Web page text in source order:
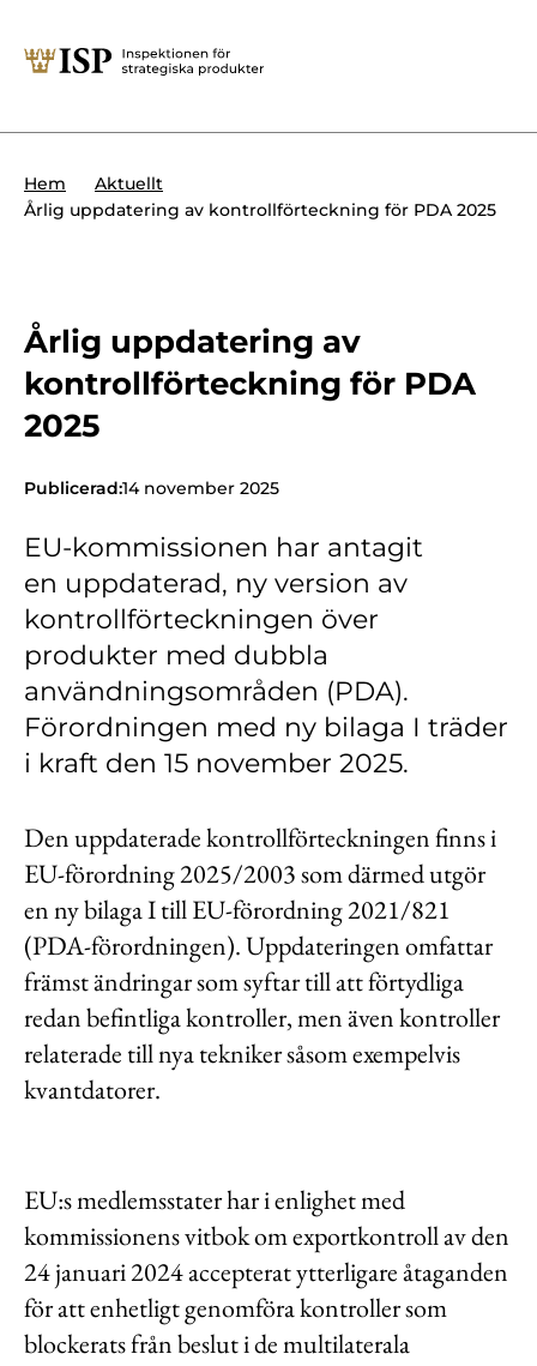
Söktips:
Presskontakt
Krigsmateriel
Produkter med dubbla
Internationella sanktioner
Kemvapen-konventionen
Kontakt
Lediga jobb
Kundwebben
In English
Hem
Aktuellt
Årlig uppdatering av kontrollförteckning för PDA 2025
Årlig uppdatering av
kontrollförteckning för PDA
2025
Publicerad:14 november 2025
EU-kommissionen har antagit
en uppdaterad, ny version av
kontrollförteckningen över
produkter med dubbla
användningsområden (PDA).
Förordningen med ny bilaga I träder
i kraft den 15 november 2025.
Den uppdaterade kontrollförteckningen finns i
EU-förordning 2025/2003 som därmed utgör
en ny bilaga I till EU-förordning 2021/821
(PDA-förordningen). Uppdateringen omfattar
främst ändringar som syftar till att förtydliga
redan befintliga kontroller, men även kontroller
relaterade till nya tekniker såsom exempelvis
kvantdatorer.
EU:s medlemsstater har i enlighet med
kommissionens vitbok om exportkontroll av den
24 januari 2024 accepterat ytterligare åtaganden
för att enhetligt genomföra kontroller som
blockerats från beslut i de multilaterala